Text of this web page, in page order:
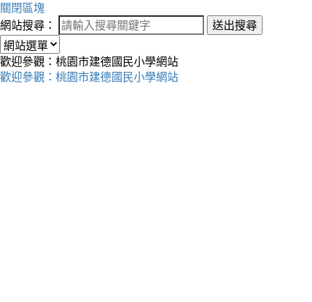
關閉區塊
網站搜尋：
送出搜尋
歡迎參觀：桃園市建德國民小學網站
歡迎參觀：桃園市建德國民小學網站